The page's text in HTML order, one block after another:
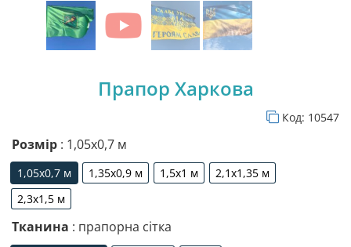
Прапор Харкова
Код: 10547
Розмір : 1,05х0,7 м
1,05х0,7 м
1,05х0,7 м
1,35х0,9 м
1,35х0,9 м
1,5х1 м
1,5х1 м
2,1х1,35 м
2,1х1,35 м
2,3х1,5 м
2,3х1,5 м
Тканина : прапорна сітка